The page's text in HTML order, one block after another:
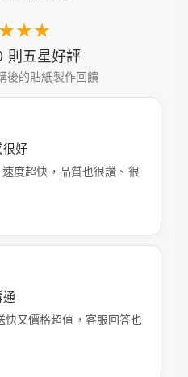
則五星好評
後的貼紙製作回饋
好
度超快，品質也很讚、很
又價格超值，客服回答也